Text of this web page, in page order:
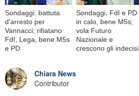
Sondaggi: battuta
d'arresto per
Vannacci; rifiatano
FdI, Lega, bene M5s
e PD
Sondaggi, FdI e PD
in calo, bene M5s;
vola Futuro
Nazionale e
crescono gli indecisi
Chiara News
Contributor